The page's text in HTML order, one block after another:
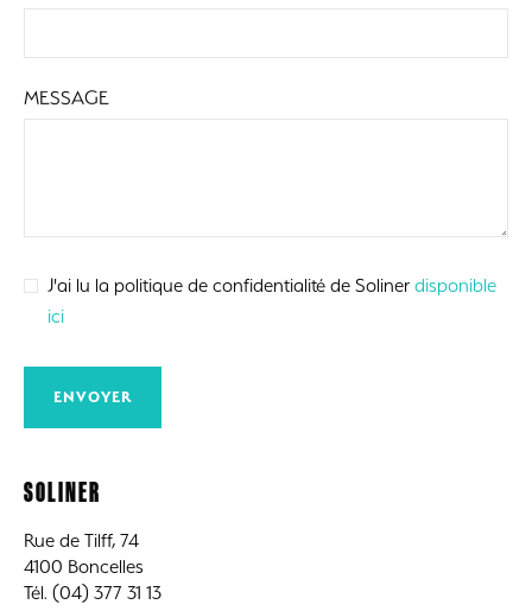
SOLINER
Rue de Tilff, 74
4100 Boncelles
Tél. (04) 377 31 13
MESSAGE
J'ai lu la politique de confidentialité de Soliner disponible
ici